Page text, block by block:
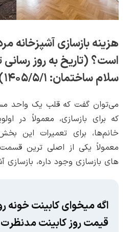
است؟ (تاریخ به روز
سلام ساختمان: ۱۴۰۵/۵/۱
می‌توان گفت که قلب یک واحد
که برای بازسازی، معمولاً در
خانم‌ها، برای تعمیرات این
معمولاً یکی از اصلی ترین
های بازسازی وجود داره، بازسازی
اگه میخوای کابینت خونه
قیمت روز کابینت مدنظرت